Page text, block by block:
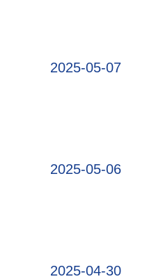
2025-05-07
2025-05-06
2025-04-30